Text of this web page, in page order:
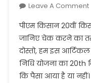
Leave A Comment
पीएम किसान 20वीं
जानिए चेक करने का
दोस्तो, हम इस आर्टिकल
निधि योजना का
कि पैसा आया है या